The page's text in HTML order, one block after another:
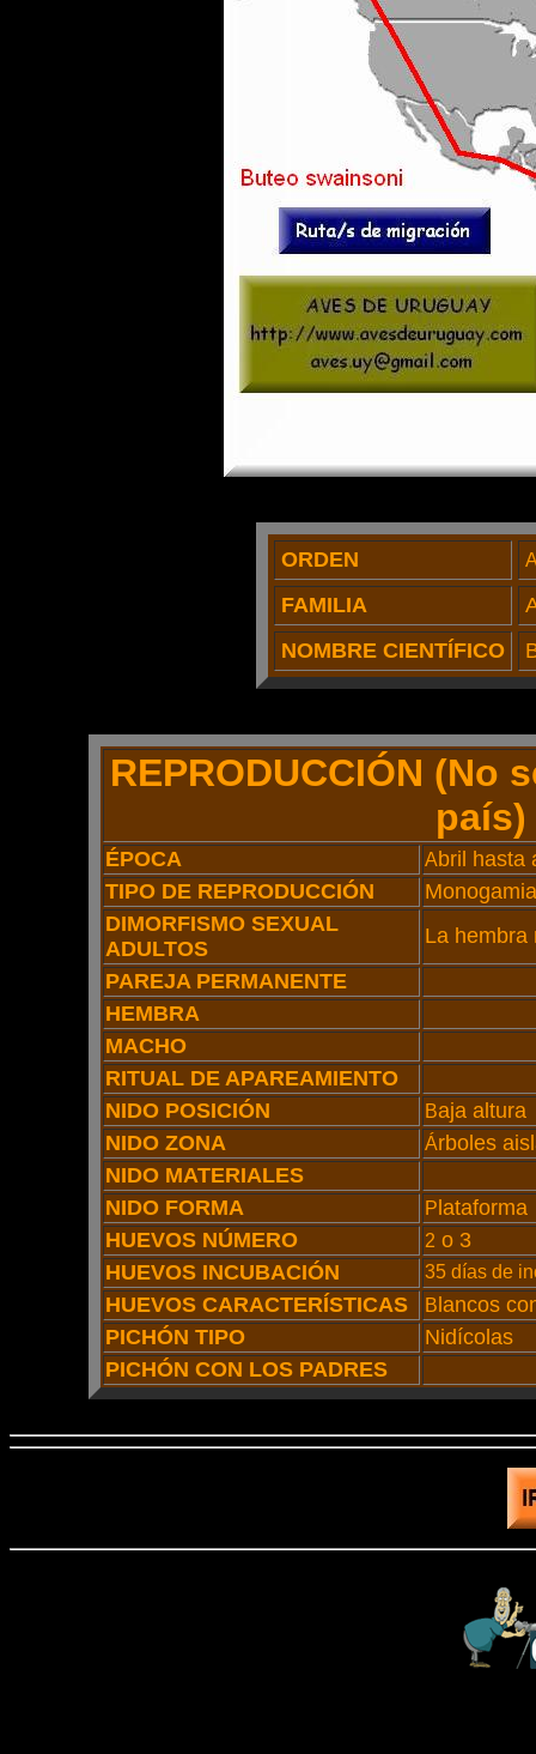
ORDEN
FAMILIA
NOMBRE CIENTÍFICO
REPRODUCCIÓN (No
país)
ÉPOCA Abril hasta
TIPO DE REPRODUCCIÓN
Monogamia
DIMORFISMO SEXUAL
ADULTOS
La hembra
PAREJA PERMANENTE
HEMBRA
MACHO
RITUAL DE APAREAMIENTO
NIDO POSICIÓN
Baja altura
NIDO ZONA
Árboles
NIDO MATERIALES
NIDO FORMA
P lataforma
HUEVOS NÚMERO
2 o 3
HUEVOS INCUBACIÓN
35 días de
HUEVOS CARACTERÍSTICAS B lancos
PICHÓN TIPO
Nidícolas
PICHÓN CON LOS PADRES